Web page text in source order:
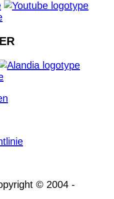
© 2004 -